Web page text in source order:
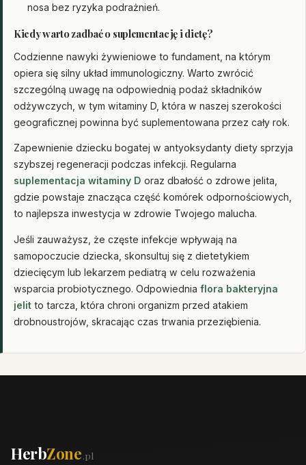
nosa bez ryzyka podrażnień.
Kiedy warto zadbać o suplementację i dietę?
Codzienne nawyki żywieniowe to fundament, na którym
opiera się silny układ immunologiczny. Warto zwrócić
szczególną uwagę na odpowiednią podaż składników
odżywczych, w tym witaminy D, która w naszej szerokości
geograficznej powinna być suplementowana przez cały rok.
Zapewnienie dziecku bogatej w antyoksydanty diety sprzyja
szybszej regeneracji podczas infekcji. Regularna
suplementacja witaminy D oraz dbałość o zdrowe jelita,
gdzie powstaje znacząca część komórek odpornościowych,
to najlepsza inwestycja w zdrowie Twojego malucha.
Jeśli zauważysz, że częste infekcje wpływają na
samopoczucie dziecka, skonsultuj się z dietetykiem
dziecięcym lub lekarzem pediatrą w celu rozważenia
wsparcia probiotycznego. Odpowiednia flora bakteryjna
jelit to tarcza, która chroni organizm przed atakiem
drobnoustrojów, skracając czas trwania przeziębienia.
HerbZone.pl